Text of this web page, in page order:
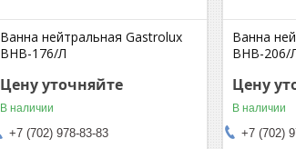
Ванна нейтральная Gastrolux
ВНВ-176/Л
Цену уточняйте
В наличии
+7 (702) 978-83-83
Ванна
ВНВ-206/
Цену
В наличии
+7 (702)